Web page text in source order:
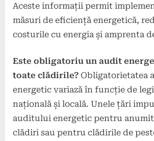
Aceste informații permit
măsuri de eficiență energetică,
costurile cu energia și amprenta
Este obligatoriu un audit
toate clădirile? Obligatorietatea
energetic variază în funcție de
națională și locală. Unele țări
auditului energetic pentru
clădiri sau pentru clădirile de